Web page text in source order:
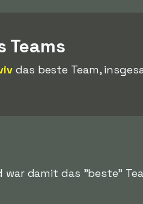
Teams
das beste Team,
war damit das "beste"